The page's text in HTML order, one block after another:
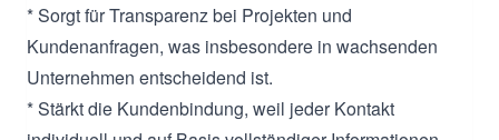
* Sorgt für Transparenz bei Projekten und
Kundenanfragen, was insbesondere in wachsenden
Unternehmen entscheidend ist.
* Stärkt die Kundenbindung, weil jeder Kontakt